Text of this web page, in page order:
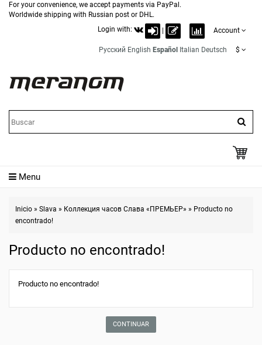
For your convenience, we accept payments via PayPal.
Worldwide shipping with Russian post or DHL.
Login with:
Account
Русский English Español Italian Deutsch $
Menu
Inicio » Slava » Коллекция часов Слава «ПРЕМЬЕР» » Producto no
encontrado!
Producto no encontrado!
Producto no encontrado!
CONTINUAR